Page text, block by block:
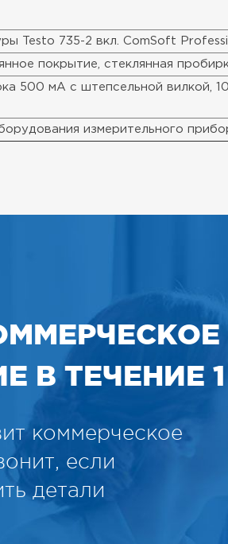
Testo 735-2 вкл. ComSoft
покрытие, стеклянная
500 мА с штепсельной вилкой,
измерительного
В ТЕЧЕНИЕ
коммерческое
если
детали